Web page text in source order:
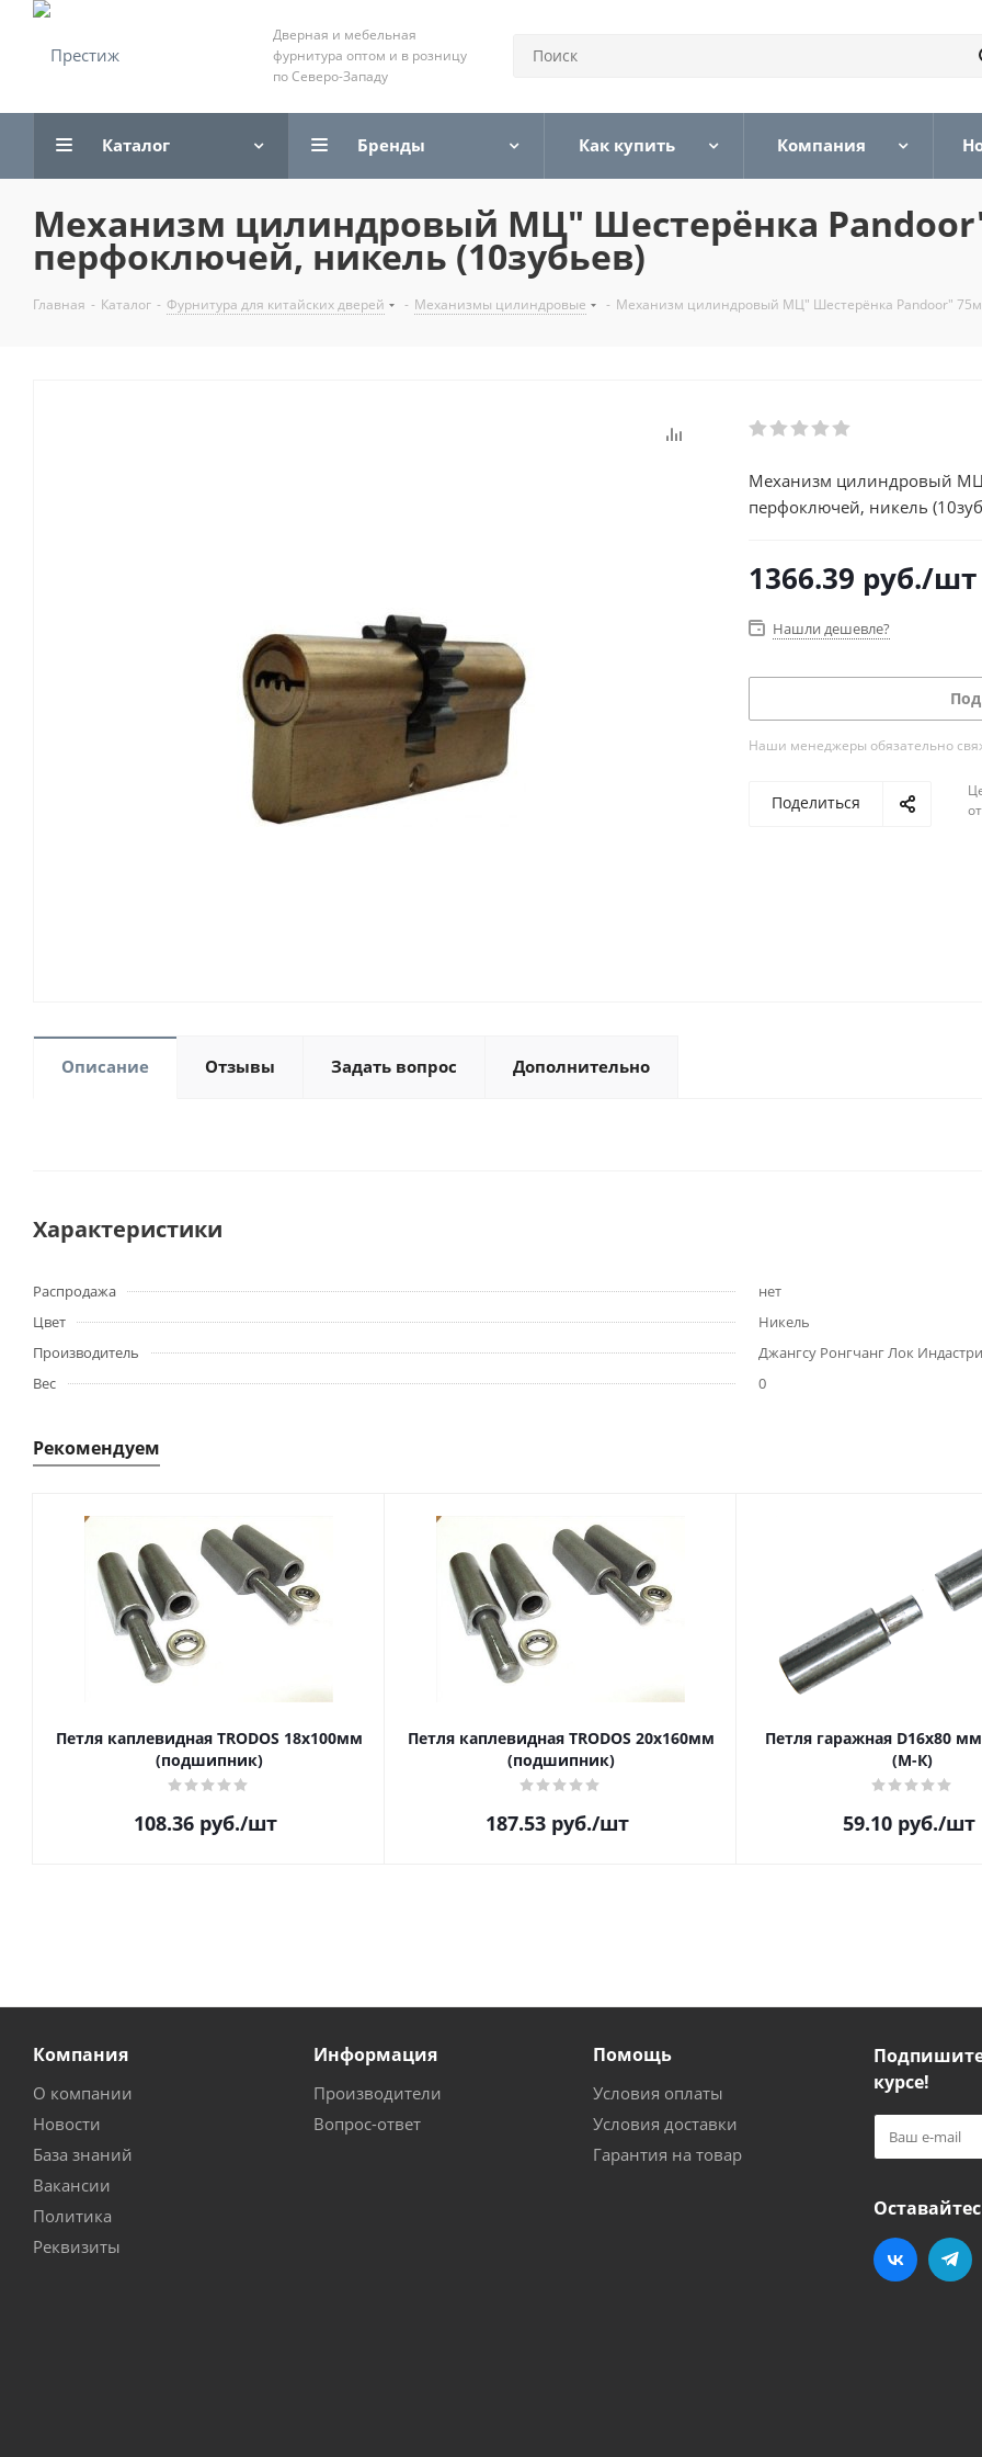
Дверная и мебельная
фурнитура оптом и в розницу
по Северо-Западу
Каталог Бренды Как купить Компания
Механизм цилиндровый МЦ" Шестерёнка
перфоключей, никель (10зубьев)
Главная - Каталог - Фурнитура для китайских дверей - Механизмы цилиндровые - Механизм цилиндровый МЦ" Шестерёнка Pandoor"
Механизм цилиндровый
перфоключей, никель
1366.39 руб./шт
Нашли дешевле?
Наши менеджеры обязательно
Поделиться
Описание Отзывы Задать вопрос Дополнительно
Характеристики
Распродажа
нет
Цвет
Никель
Производитель
Джангсу Ронгчанг Лок
Вес
0
Рекомендуем
Петля каплевидная TRODOS 18х100мм
(подшипник)
108.36руб./шт
Петля каплевидная TRODOS 20х160мм
(подшипник)
187.53руб./шт
Петля гаражная D16х80
(М-К)
59.10руб./шт
Компания
О компании
Новости
База знаний
Вакансии
Политика
Реквизиты
Информация
Производители
Вопрос-ответ
Помощь
Условия оплаты
Условия доставки
Гарантия на товар
курсе!